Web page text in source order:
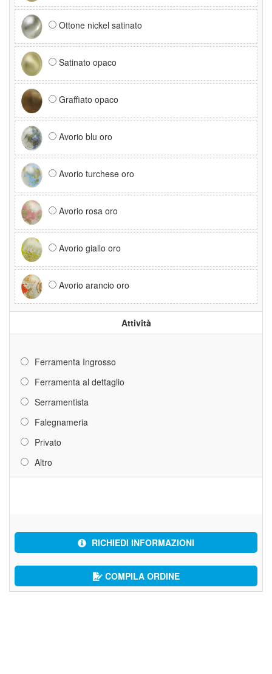
Ottone nickel satinato
Satinato opaco
Graffiato opaco
Avorio blu oro
Avorio turchese oro
Avorio rosa oro
Avorio giallo oro
Avorio arancio oro
Attività
Ferramenta Ingrosso
Ferramenta al dettaglio
Serramentista
Falegnameria
Privato
Altro
RICHIEDI INFORMAZIONI
COMPILA ORDINE